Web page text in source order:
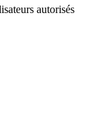
autorisés